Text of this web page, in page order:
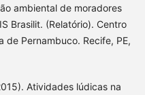
ambiental de moradores
Brasilit. (Relatório). Centro
de Pernambuco. Recife, PE,
Atividades lúdicas na